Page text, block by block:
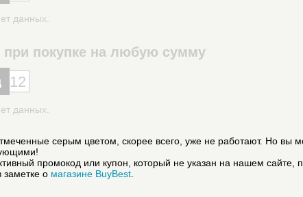
данных.
при покупке на любую сумму
12
данных.
серым цветом, скорее всего, уже не работают. Но вы
промокод или купон, который не указан на нашем сайте,
о магазине BuyBest